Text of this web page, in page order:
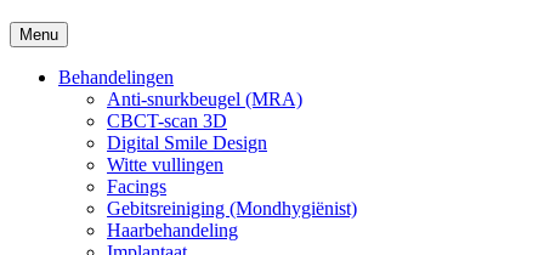
Marina Clinic
Omdat u goed in uw vel mag zitten.
Menu
Behandelingen
Anti-snurkbeugel (MRA)
CBCT-scan 3D
Digital Smile Design
Witte vullingen
Facings
Gebitsreiniging (Mondhygiënist)
Haarbehandeling